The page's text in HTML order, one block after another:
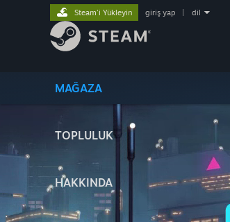
MAĞAZA
TOPLULUK
HAKKINDA
Steam'i Yükleyin giriş yap dil